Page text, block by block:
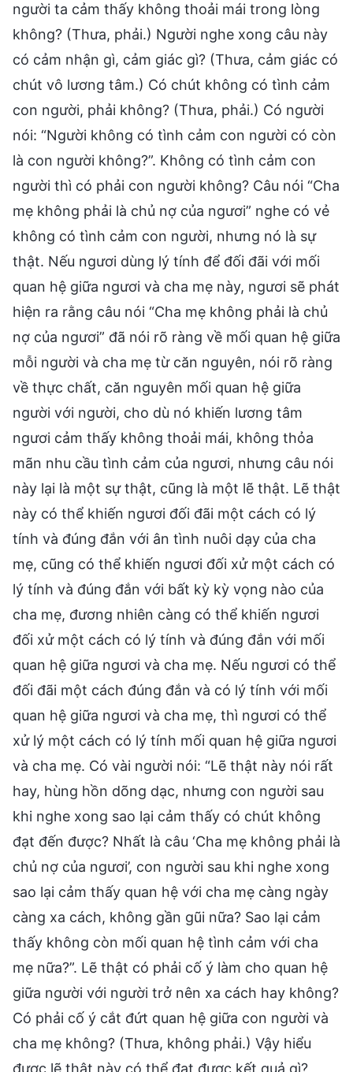
người ta cảm thấy không thoải mái trong lòng
không? (Thưa, phải.) Người nghe xong câu này
có cảm nhận gì, cảm giác gì? (Thưa, cảm giác có
chút vô lương tâm.) Có chút không có tình cảm
con người, phải không? (Thưa, phải.) Có người
nói: “Người không có tình cảm con người có còn
là con người không?”. Không có tình cảm con
người thì có phải con người không? Câu nói “Cha
mẹ không phải là chủ nợ của ngươi” nghe có vẻ
không có tình cảm con người, nhưng nó là sự
thật. Nếu ngươi dùng lý tính để đối đãi với mối
quan hệ giữa ngươi và cha mẹ này, ngươi sẽ phát
hiện ra rằng câu nói “Cha mẹ không phải là chủ
nợ của ngươi” đã nói rõ ràng về mối quan hệ giữa
mỗi người và cha mẹ từ căn nguyên, nói rõ ràng
về thực chất, căn nguyên mối quan hệ giữa
người với người, cho dù nó khiến lương tâm
ngươi cảm thấy không thoải mái, không thỏa
mãn nhu cầu tình cảm của ngươi, nhưng câu nói
này lại là một sự thật, cũng là một lẽ thật. Lẽ thật
này có thể khiến ngươi đối đãi một cách có lý
tính và đúng đắn với ân tình nuôi dạy của cha
mẹ, cũng có thể khiến ngươi đối xử một cách có
lý tính và đúng đắn với bất kỳ kỳ vọng nào của
cha mẹ, đương nhiên càng có thể khiến ngươi
đối xử một cách có lý tính và đúng đắn với mối
quan hệ giữa ngươi và cha mẹ. Nếu ngươi có thể
đối đãi một cách đúng đắn và có lý tính với mối
quan hệ giữa ngươi và cha mẹ, thì ngươi có thể
xử lý một cách có lý tính mối quan hệ giữa ngươi
và cha mẹ. Có vài người nói: “Lẽ thật này nói rất
hay, hùng hồn dõng dạc, nhưng con người sau
khi nghe xong sao lại cảm thấy có chút không
đạt đến được? Nhất là câu ‘Cha mẹ không phải là
chủ nợ của ngươi’, con người sau khi nghe xong
sao lại cảm thấy quan hệ với cha mẹ càng ngày
càng xa cách, không gần gũi nữa? Sao lại cảm
thấy không còn mối quan hệ tình cảm với cha
mẹ nữa?”. Lẽ thật có phải cố ý làm cho quan hệ
giữa người với người trở nên xa cách hay không?
Có phải cố ý cắt đứt quan hệ giữa con người và
cha mẹ không? (Thưa, không phải.) Vậy hiểu
được lẽ thật này có thể đạt được kết quả gì?